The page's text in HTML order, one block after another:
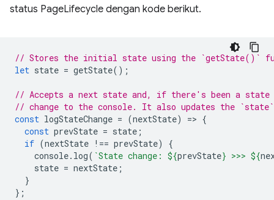
status PageLifecycle dengan kode berikut.
// Stores the initial state using the `getState()`
let state = getState();
// Accepts a next state and, if there's been a state
// change to the console. It also updates the `state`
const logStateChange = (nextState) => {
const prevState = state ;
if (nextState !== prevState)
{
console. log( `State change: ${prevState} >>> ${
state = nextState ;
}
};